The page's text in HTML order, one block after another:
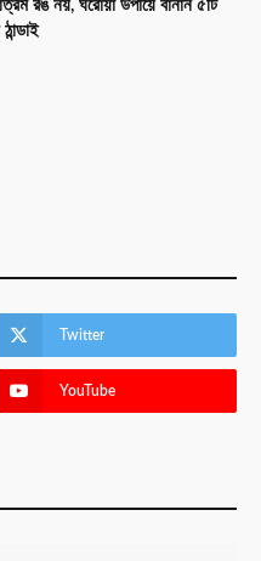
রঙ নয়, ঘরোয়া উপায়ে বানান ৫টি
Twitter
YouTube